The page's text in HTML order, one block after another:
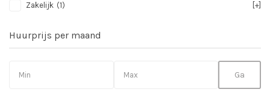
Zakelijk (1) [+]
Huurprijs per maand